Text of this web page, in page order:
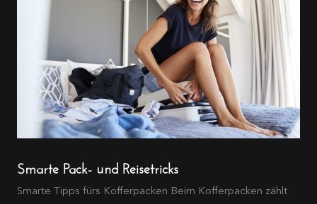
Smarte Pack- und Reisetricks
Smarte Tipps fürs Kofferpacken Beim Kofferpacken zählt